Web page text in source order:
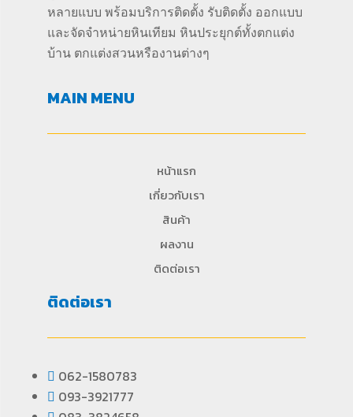
หลายแบบ พร้อมบริการติดตั้ง รับติดตั้ง ออกแบบ
และจัดจำหน่ายหินเทียม หินประยุกต์ทั้งตกแต่ง
บ้าน ตกแต่งสวนหรืองานต่างๆ
MAIN MENU
หน้าแรก
เกี่ยวกับเรา
สินค้า
ผลงาน
ติดต่อเรา
ติดต่อเรา
062-1580783
093-3921777